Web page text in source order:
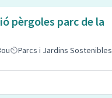
pèrgoles parc de la
Parcs i Jardins Sostenibles